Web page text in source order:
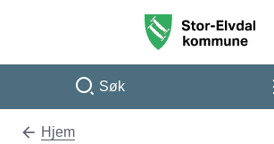
Stor-Elvdal kommune
Søk
Du er her:
Hjem